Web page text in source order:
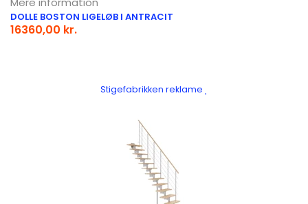
DOLLE BOSTON LIGELØB I ANTRACIT
16360,00 kr.
Stigefabrikken reklame